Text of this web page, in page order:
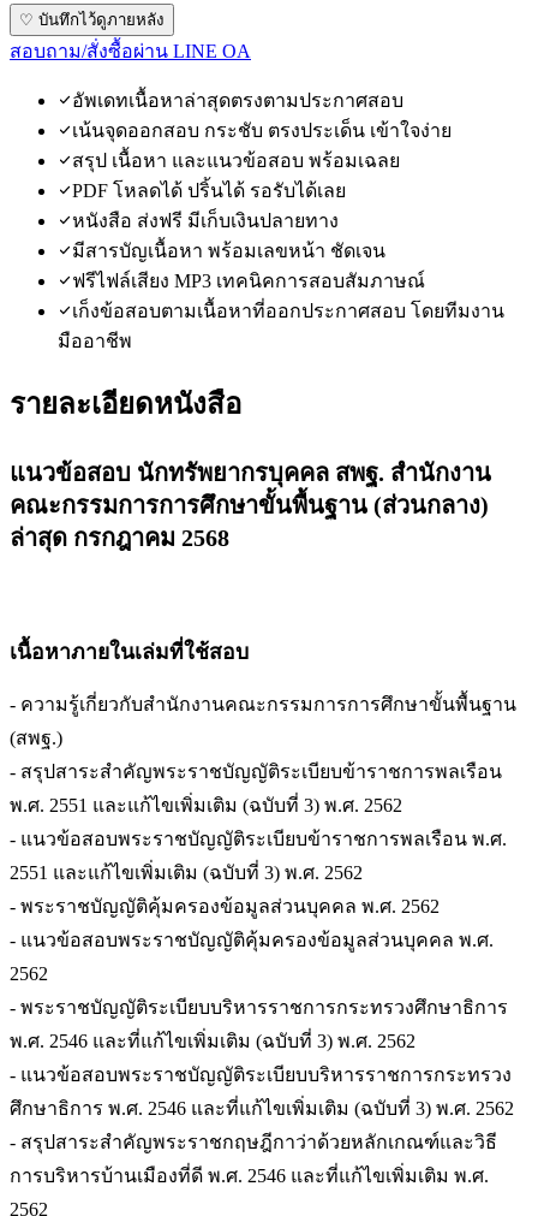
♡ บันทึกไว้ดูภายหลัง
สอบถาม/สั่งซื้อผ่าน LINE OA
อัพเดทเนื้อหาล่าสุดตรงตามประกาศสอบ
เน้นจุดออกสอบ กระชับ ตรงประเด็น เข้าใจง่าย
สรุป เนื้อหา และแนวข้อสอบ พร้อมเฉลย
PDF โหลดได้ ปริ้นได้ รอรับได้เลย
หนังสือ ส่งฟรี มีเก็บเงินปลายทาง
มีสารบัญเนื้อหา พร้อมเลขหน้า ชัดเจน
ฟรีไฟล์เสียง MP3 เทคนิคการสอบสัมภาษณ์
เก็งข้อสอบตามเนื้อหาที่ออกประกาศสอบ โดยทีมงาน
มืออาชีพ
รายละเอียดหนังสือ
แนวข้อสอบ นักทรัพยากรบุคคล สพฐ. สำนักงาน
คณะกรรมการการศึกษาขั้นพื้นฐาน (ส่วนกลาง)
ล่าสุด กรกฎาคม 2568
เนื้อหาภายในเล่มที่ใช้สอบ
- ความรู้เกี่ยวกับสำนักงานคณะกรรมการการศึกษาขั้นพื้นฐาน
(สพฐ.)
- สรุปสาระสำคัญพระราชบัญญัติระเบียบข้าราชการพลเรือน
พ.ศ. 2551 และแก้ไขเพิ่มเติม (ฉบับที่ 3) พ.ศ. 2562
- แนวข้อสอบพระราชบัญญัติระเบียบข้าราชการพลเรือน พ.ศ.
2551 และแก้ไขเพิ่มเติม (ฉบับที่ 3) พ.ศ. 2562
- พระราชบัญญัติคุ้มครองข้อมูลส่วนบุคคล พ.ศ. 2562
- แนวข้อสอบพระราชบัญญัติคุ้มครองข้อมูลส่วนบุคคล พ.ศ.
2562
- พระราชบัญญัติระเบียบบริหารราชการกระทรวงศึกษาธิการ
พ.ศ. 2546 และที่แก้ไขเพิ่มเติม (ฉบับที่ 3) พ.ศ. 2562
- แนวข้อสอบพระราชบัญญัติระเบียบบริหารราชการกระทรวง
ศึกษาธิการ พ.ศ. 2546 และที่แก้ไขเพิ่มเติม (ฉบับที่ 3) พ.ศ. 2562
- สรุปสาระสำคัญพระราชกฤษฎีกาว่าด้วยหลักเกณฑ์และวิธี
การบริหารบ้านเมืองที่ดี พ.ศ. 2546 และที่แก้ไขเพิ่มเติม พ.ศ.
2562